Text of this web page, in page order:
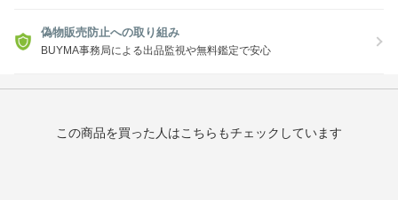
偽物販売防止への取り組み
BUYMA事務局による出品監視や無料鑑定で安心
この商品を買った人はこちらもチェックしています